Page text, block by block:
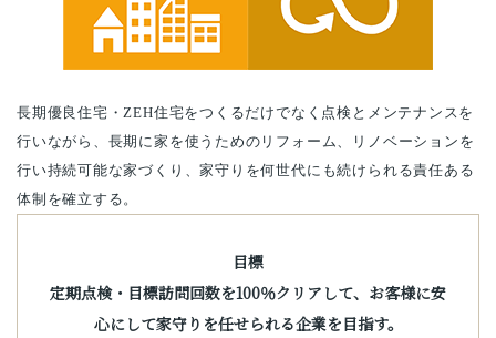
長期優良住宅・ZEH住宅をつくるだけでなく点検とメンテナンスを
行いながら、長期に家を使うためのリフォーム、リノベーションを
行い持続可能な家づくり、家守りを何世代にも続けられる責任ある
体制を確立する。
目標
定期点検・目標訪問回数を100％クリアして、お客様に安
心にして家守りを任せられる企業を目指す。